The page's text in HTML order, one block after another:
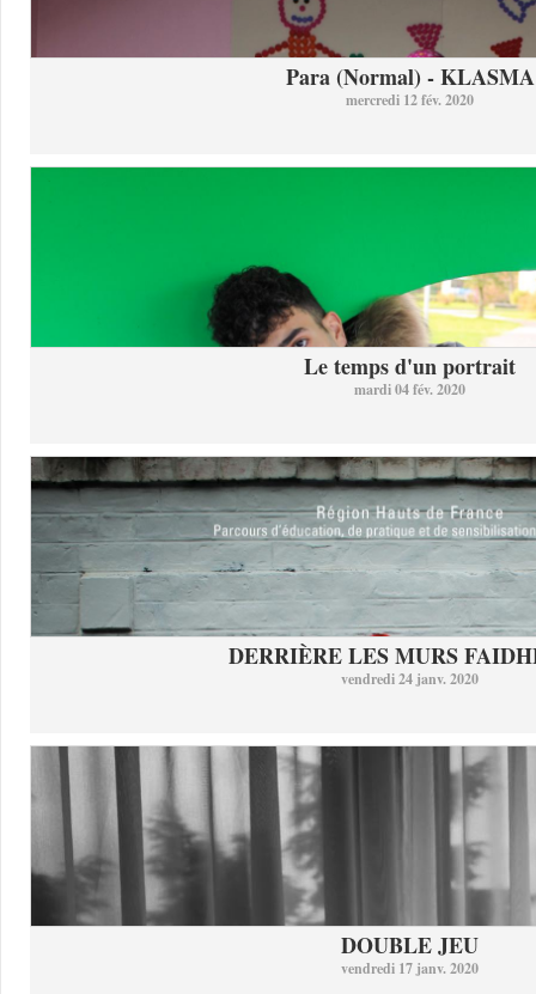
Para (Normal) - KLASMA
mercredi 12 fév. 2020
Le temps d'un portrait
mardi 04 fév. 2020
DERRIÈRE LES MURS
vendredi 24 janv. 2020
DOUBLE JEU
vendredi 17 janv. 2020